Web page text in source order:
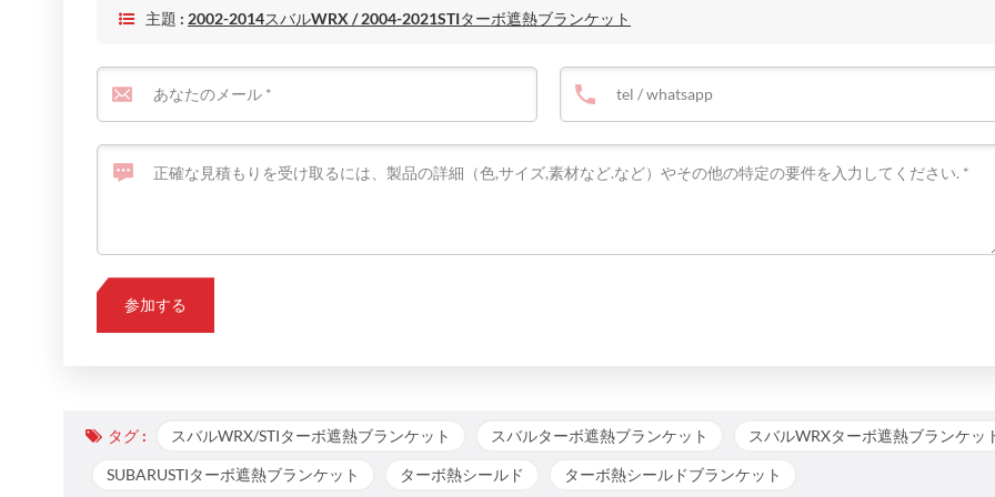
主題 : 2002-2014スバルWRX / 2004-2021STIターボ遮熱ブランケット
タグ : スバルWRX/STIターボ遮熱ブランケット スバルターボ遮熱ブランケット スバルWRXターボ遮熱ブランケッ
SUBARUSTIターボ遮熱ブランケット ターボ熱シールド ターボ熱シールドブランケット